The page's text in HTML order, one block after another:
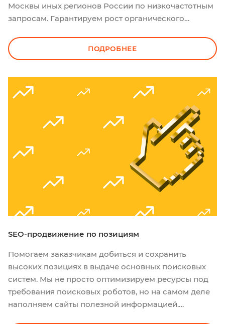
Москвы иных регионов России по низкочастотным
запросам. Гарантируем рост органического
позиций в топе Яндекс и Google.
ПОДРОБНЕЕ
SEO-продвижение по позициям
Помогаем заказчикам добиться и сохранить
высоких позициях в выдаче основных поисковых
систем. Мы не просто оптимизируем ресурсы под
требования поисковых роботов, но на самом деле
наполняем сайты полезной информацией.